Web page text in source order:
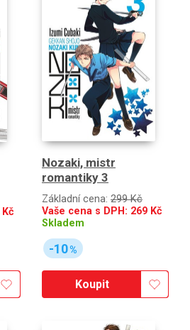
Kč
Nozaki, mistr
romantiky 3
Základní cena: 299 Kč
Vaše cena s DPH: 269 Kč
Skladem
-10%
Koupit